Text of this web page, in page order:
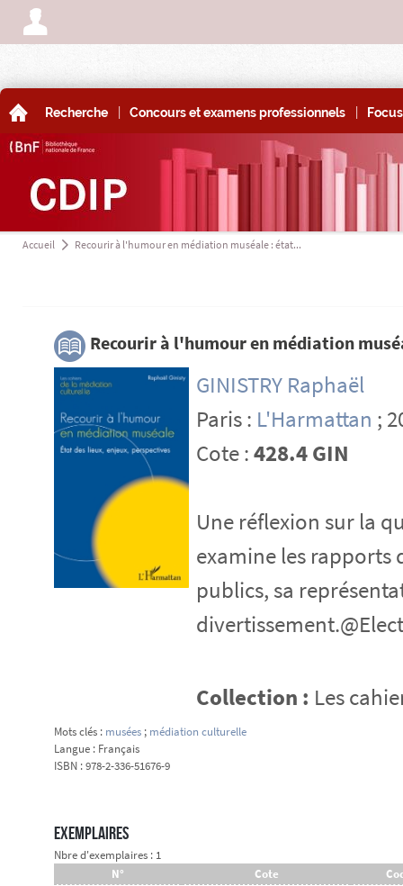
A
A Recherche | Concours et examens professionnels | Focus
Accueil a Recourir à l'humour en médiation muséale : état...
3 Recourir à l'humour en médiation
GINISTRY Raphaël
Paris : L'Harmattan ;
Cote :428.4 GIN
Une réflexion sur la
examine les rapports
publics, sa
Collection : Les
Mots clés : musées ; médiation culturelle
Langue : Français
ISBN : 978-2-336-51676-9
Exemplaires
Nbre d'exemplaires : 1
N°
Cote